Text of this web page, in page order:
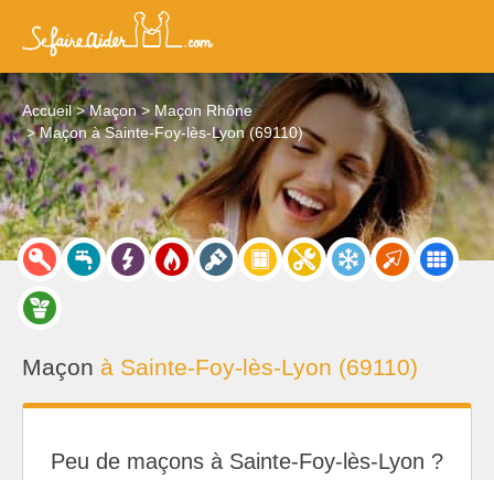
Accueil Maçon
Maçon Rhône
Maçon à Sainte-Foy-lès-Lyon (69110)
Maçon à Sainte-Foy-lès-Lyon (69110)
Peu de maçons à Sainte-Foy-lès-Lyon ?